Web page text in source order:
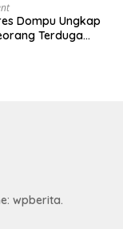
Dompu Ungkap
Terduga
wpberita.